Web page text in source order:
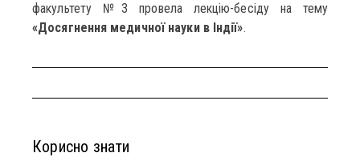
факультету №3 провела лекцію-бесіду на тему
«Досягнення медичної науки в Індії».
Корисно знати